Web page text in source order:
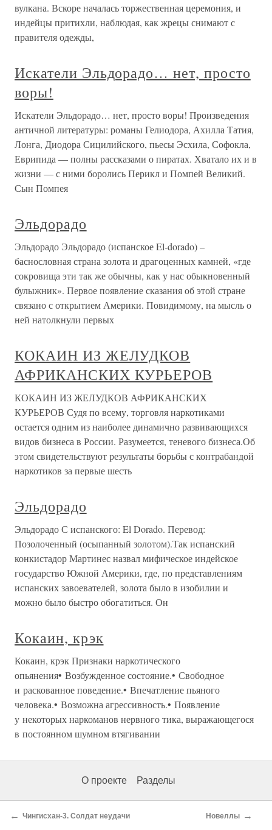
вулкана. Вскоре началась торжественная церемония, и
индейцы притихли, наблюдая, как жрецы снимают с
правителя одежды,
Искатели Эльдорадо… нет, просто
воры!
Искатели Эльдорадо… нет, просто воры! Произведения
античной литературы: романы Гелиодора, Ахилла Татия,
Лонга, Диодора Сицилийского, пьесы Эсхила, Софокла,
Еврипида — полны рассказами о пиратах. Хватало их и в
жизни — с ними боролись Перикл и Помпей Великий.
Сын Помпея
Эльдорадо
Эльдорадо Эльдорадо (испанское El-dorado) –
баснословная страна золота и драгоценных камней, «где
сокровища эти так же обычны, как у нас обыкновенный
булыжник». Первое появление сказания об этой стране
связано с открытием Америки. Повидимому, на мысль о
ней натолкнули первых
КОКАИН ИЗ ЖЕЛУДКОВ
АФРИКАНСКИХ КУРЬЕРОВ
КОКАИН ИЗ ЖЕЛУДКОВ АФРИКАНСКИХ
КУРЬЕРОВ Судя по всему, торговля наркотиками
остается одним из наиболее динамично развивающихся
видов бизнеса в России. Разумеется, теневого бизнеса.Об
этом свидетельствуют результаты борьбы с контрабандой
наркотиков за первые шесть
Эльдорадо
Эльдорадо С испанского: El Dorado. Перевод:
Позолоченный (осыпанный золотом).Так испанский
конкистадор Мартинес назвал мифическое индейское
государство Южной Америки, где, по представлениям
испанских завоевателей, золота было в изобилии и
можно было быстро обогатиться. Он
Кокаин, крэк
Кокаин, крэк Признаки наркотического
опьянения• Возбужденное состояние.• Свободное
и раскованное поведение.• Впечатление пьяного
человека.• Возможна агрессивность.• Появление
у некоторых наркоманов нервного тика, выражающегося
в постоянном шумном втягивании
О проекте Разделы
← Чингисхан-3. Солдат неудачи Новеллы →